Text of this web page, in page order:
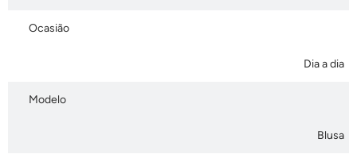
Ocasião
Dia a dia
Modelo
Blusa